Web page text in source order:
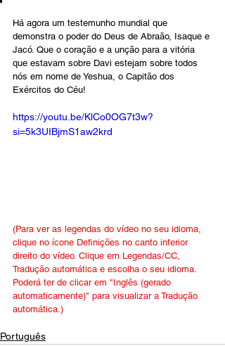
Há agora um testemunho mundial que
demonstra o poder do Deus de Abraão, Isaque e
Jacó. Que o coração e a unção para a vitória
que estavam sobre Davi estejam sobre todos
nós em nome de Yeshua, o Capitão dos
Exércitos do Céu!
https://youtu.be/KlCo0OG7t3w?
si=5k3UIBjmS1aw2krd
(Para ver as legendas do vídeo no seu idioma,
clique no ícone Definições no canto inferior
direito do vídeo. Clique em Legendas/CC,
Tradução automática e escolha o seu idioma.
Poderá ter de clicar em "Inglês (gerado
automaticamente)" para visualizar a Tradução
automática.)
Português